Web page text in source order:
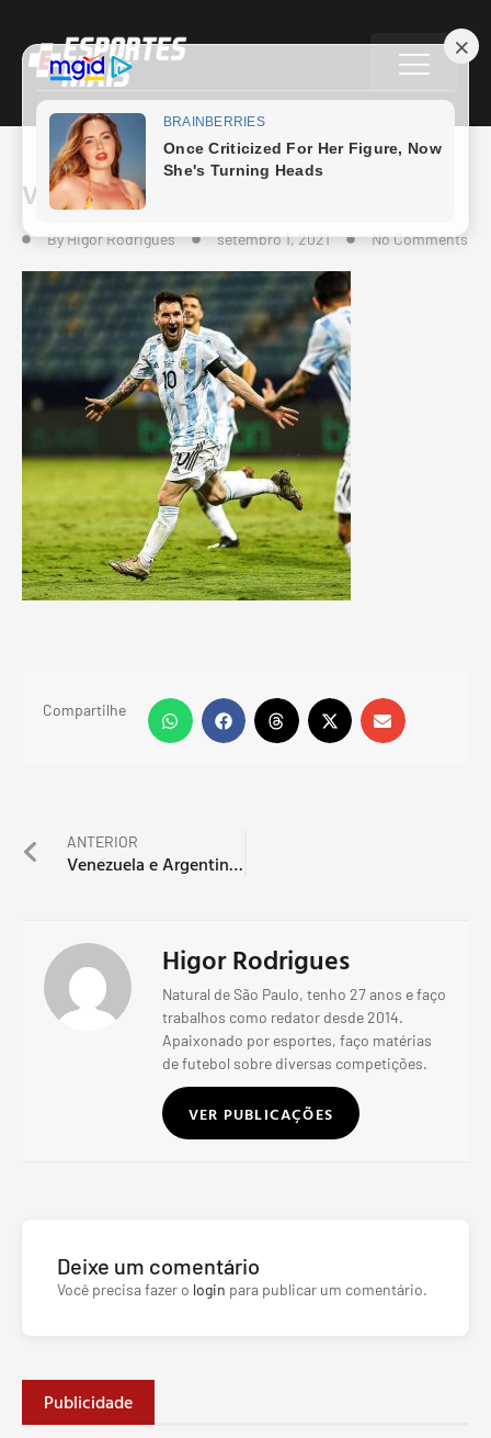
Venezuela
ByHigor Rodrigues setembro 1, 2021 No Comments
Compartilhe
ANTERIOR
Venezuela e Argentina duelam pela 9ª rodada das Eliminatórias
Higor Rodrigues
Natural de São Paulo, tenho 27 anos e faço
trabalhos como redator desde 2014.
Apaixonado por esportes, faço matérias
de futebol sobre diversas competições.
VER PUBLICAÇÕES
Deixe um comentário
Você precisa fazer o login para publicar um comentário.
Publicidade